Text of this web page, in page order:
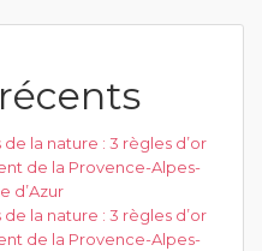
la nature : 3 règles d’or
de la Provence-Alpes-
d’Azur
la nature : 3 règles d’or
de la Provence-Alpes-